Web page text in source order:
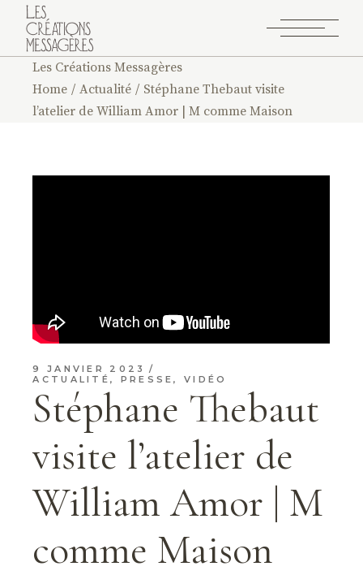
Les Créations Messagères
Home
Actualité
Stéphane Thebaut visite
l’atelier de William Amor | M comme Maison
9 JANVIER 2023
ACTUALITÉ, PRESSE,VIDÉO
Stéphane Thebaut
visite l’atelier de
William Amor | M
comme Maison